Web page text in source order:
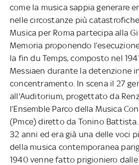
come la musica sappia generare
nelle circostanze più
Musica per Roma partecipa alla
Memoria proponendo
la fin du Temps, composto nel
Messiaen durante la detenzione
concentramento. In scena il 27
all'Auditorium, progettato da
l’Ensemble Parco della Musica
(Pmce) diretto da Tonino
32 anni ed era già una delle voci
della musica contemporanea
1940 venne fatto prigioniero